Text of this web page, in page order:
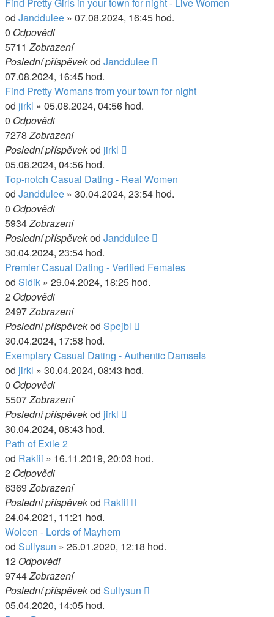
od Janddulee » 07.08.2024, 16:45 hod.
0 Odpovědi
5711Zobrazení
Poslední příspěvekod Janddulee
07.08.2024, 16:45 hod.
Find Pretty Womans from your town for night
od jirkl » 05.08.2024, 04:56 hod.
0 Odpovědi
7278Zobrazení
Poslední příspěvekod jirkl
05.08.2024, 04:56 hod.
Top-notch Сasual Dating - Real Women
od Janddulee » 30.04.2024, 23:54 hod.
0 Odpovědi
5934Zobrazení
Poslední příspěvekod Janddulee
30.04.2024, 23:54 hod.
Premier Сasual Dating - Verified Females
od Sidik » 29.04.2024, 18:25 hod.
2 Odpovědi
2497Zobrazení
Poslední příspěvekod Spejbl
30.04.2024, 17:58 hod.
Exemplary Сasual Dating - Authentic Damsels
od jirkl » 30.04.2024, 08:43 hod.
0 Odpovědi
5507Zobrazení
Poslední příspěvekod jirkl
30.04.2024, 08:43 hod.
Path of Exile 2
od Rakiii » 16.11.2019, 20:03 hod.
2 Odpovědi
6369Zobrazení
Poslední příspěvekod Rakiii
24.04.2021, 11:21 hod.
Wolcen - Lords of Mayhem
od Sullysun » 26.01.2020, 12:18 hod.
12 Odpovědi
9744Zobrazení
Poslední příspěvekod Sullysun
05.04.2020, 14:05 hod.